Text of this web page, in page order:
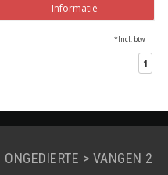
Informatie
*Incl. btw
1
ONGEDIERTE > VANGEN 2